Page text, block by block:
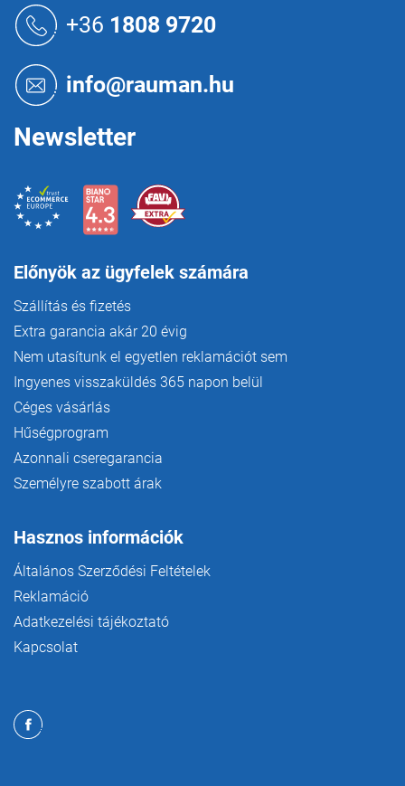
+36 1808 9720
info@rauman.hu
Newsletter
Előnyök az ügyfelek számára
Szállítás és fizetés
Extra garancia akár 20 évig
Nem utasítunk el egyetlen reklamációt sem
Ingyenes visszaküldés 365 napon belül
Céges vásárlás
Hűségprogram
Azonnali cseregarancia
Személyre szabott árak
Hasznos információk
Általános Szerződési Feltételek
Reklamáció
Adatkezelési tájékoztató
Kapcsolat